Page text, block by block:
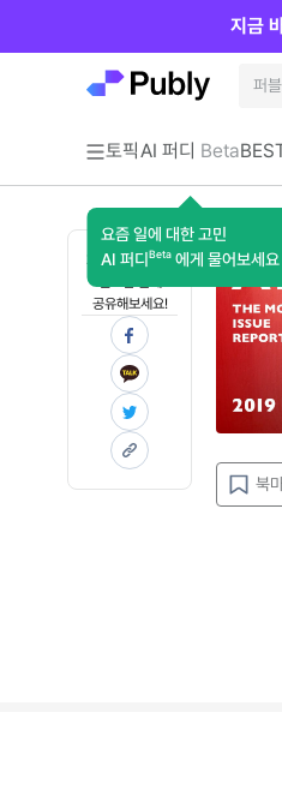
토픽AI 퍼디 Beta
요즘 일에 대한 고민
AI 퍼디 Beta 에게 물어보세요
지금
지금 인사이트가
공유해보세요!
북